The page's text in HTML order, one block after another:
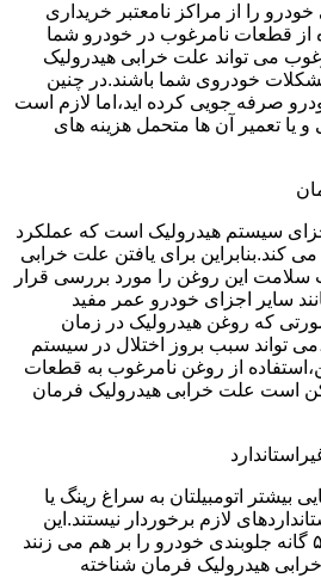
را از مراکز نامعتبر خریداری
از قطعات نامرغوب در خودرو شما
می تواند علت خرابی هیدرولیک
خودروی شما باشند.در چنین
صرفه جویی کرده اید،اما لازم است
یا تعمیر آن ها متحمل هزینه های
سیستم هیدرولیک است که عملکرد
کند.بنابراین برای یافتن علت خرابی
سلامت این روغن را مورد بررسی قرار
سایر اجزای خودرو عمر مفید
که روغن هیدرولیک در زمان
تواند سبب بروز اختلال در سیستم
از روغن نامرغوب به قطعات
است علت خرابی هیدرولیک فرمان
بیشتر اتومبیلتان به سراغ رینگ یا
لازم برخوردار نیستند.این
لوازم غیراستاندارد زوایای ۵ گانه جلوبندی خودرو را بر هم می زنند
هیدرولیک فرمان شناخته